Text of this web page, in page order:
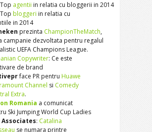
agentii in relatia cu bloggerii in 2014
bloggeri in relatia cu
in 2014
prezinta ChampionTheMatch,
campanie dezvoltata pentru regalul
UEFA Champions League.
Copywriter: Ce este
de brand
face PR pentru Huawe
Channel si Comedy
Extra.
Romania a comunicat
Ski Jumping World Cup Ladies
Associates: Catalina
se numara printre